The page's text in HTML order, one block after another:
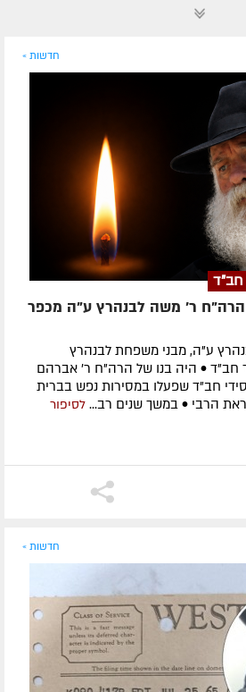
חדשות »
חב"ד
ר' משה לבנהרץ ע"ה מכפר
ע"ה, מבני משפחת לבנהרץ
חב"ד • היה בנו של הרה"ח ר' אברהם
חב"ד שפעלו במסירות נפש בברית
הרבי • במשך שנים רב... לסיפור
חדשות »